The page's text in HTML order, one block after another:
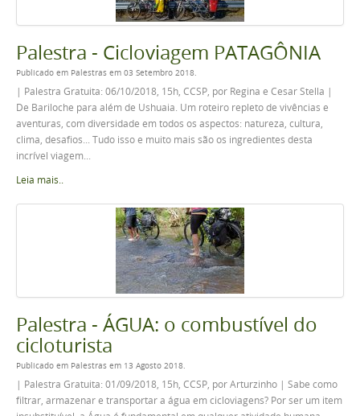
Palestra - Cicloviagem PATAGÔNIA
Publicado em Palestras em 03 Setembro 2018.
| Palestra Gratuita: 06/10/2018, 15h, CCSP, por Regina e Cesar Stella |
De Bariloche para além de Ushuaia. Um roteiro repleto de vivências e
aventuras, com diversidade em todos os aspectos: natureza, cultura,
clima, desafios... Tudo isso e muito mais são os ingredientes desta
incrível viagem...
Leia mais..
Palestra - ÁGUA: o combustível do
cicloturista
Publicado em Palestras em 13 Agosto 2018.
| Palestra Gratuita: 01/09/2018, 15h, CCSP, por Arturzinho | Sabe como
filtrar, armazenar e transportar a água em cicloviagens? Por ser um item